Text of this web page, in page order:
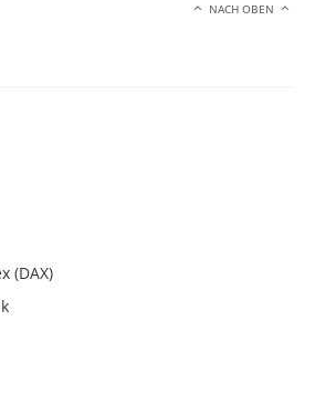
NACH OBEN
(DAX)